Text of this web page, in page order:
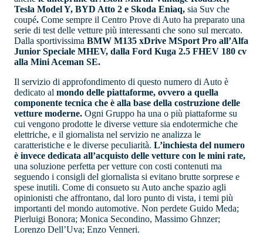
Tesla Model Y, BYD Atto 2 e Skoda Eniaq, sia Suv che
coupé. Come sempre il Centro Prove di Auto ha preparato una
serie di test delle vetture più interessanti che sono sul mercato.
Dalla sportivissima BMW M135 xDrive MSport Pro all’Alfa
Junior Speciale MHEV, dalla Ford Kuga 2.5 FHEV 180 cv
alla Mini Aceman SE.
Il servizio di approfondimento di questo numero di Auto è
dedicato al mondo delle piattaforme, ovvero a quella
componente tecnica che è alla base della costruzione delle
vetture moderne. Ogni Gruppo ha una o più piattaforme su
cui vengono prodotte le diverse vetture sia endotermiche che
elettriche, e il giornalista nel servizio ne analizza le
caratteristiche e le diverse peculiarità. L’inchiesta del numero
è invece dedicata all’acquisto delle vetture con le mini rate,
una soluzione perfetta per vetture con costi contenuti ma
seguendo i consigli del giornalista si evitano brutte sorprese e
spese inutili. Come di consueto su Auto anche spazio agli
opinionisti che affrontano, dal loro punto di vista, i temi più
importanti del mondo automotive. Non perdete Guido Meda;
Pierluigi Bonora; Monica Secondino, Massimo Ghnzer;
Lorenzo Dell’Uva; Enzo Venneri.